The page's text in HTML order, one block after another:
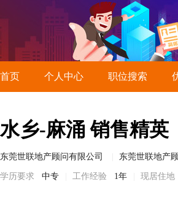
首页 个人中心 职位搜索
东莞世联地产顾问有限公司 东莞世联地产
学历要求 中专 工作经验 1年 现居住地